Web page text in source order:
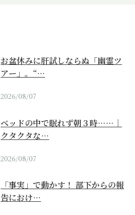
お盆休みに肝試しならぬ「幽霊ツ
アー」。“…
2026/08/07
ベッドの中で眠れず朝３時……｜
クタクタな…
2026/08/07
「事実」で動かす！ 部下からの報
告におけ…